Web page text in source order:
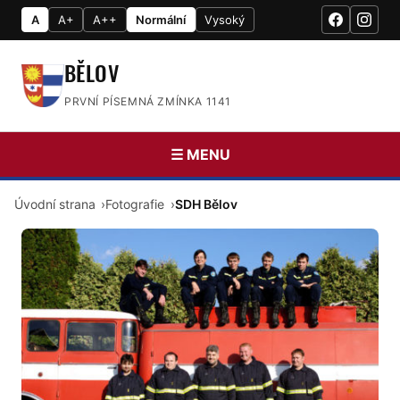
A A+ A++ Normální Vysoký
BĚLOV
PRVNÍ PÍSEMNÁ ZMÍNKA 1141
☰ MENU
Úvodní strana Fotografie SDH Bělov